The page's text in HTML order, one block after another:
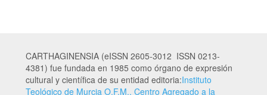
CARTHAGINENSIA (eISSN 2605-3012 ISSN 0213-
4381) fue fundada en 1985 como órgano de expresión
cultural y científica de su entidad editoria:Instituto
Teológico de Murcia O.F.M., Centro Agregado a la